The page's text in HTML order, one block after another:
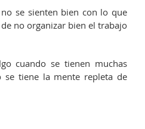
se sienten bien con lo que
no organizar bien el trabajo
cuando se tienen muchas
se tiene la mente repleta de